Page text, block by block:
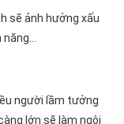
sẽ ảnh hưởng xấu
người lầm tưởng
lớn sẽ làm ngôi